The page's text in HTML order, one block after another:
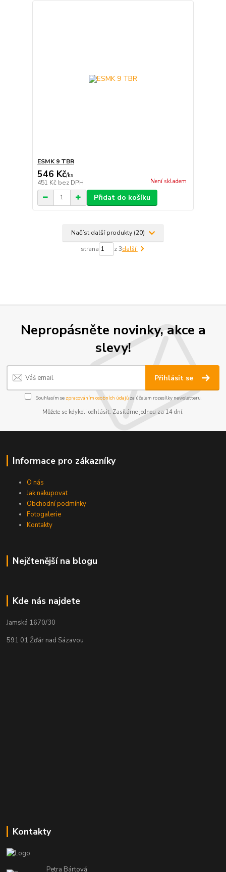
ESMK 9 TBR
546 Kč/ks
451 Kč bez DPH Není skladem
Přidat do košíku
Načíst další produkty (20)
strana z 3další
Nepropásněte novinky, akce a
slevy!
Přihlásit se
Souhlasím se zpracováním osobních údajůza účelem rozesílky newsletteru.
Můžete se kdykoli odhlásit. Zasíláme jednou za 14 dní.
Informace pro zákazníky
O nás
Jak nakupovat
Obchodní podmínky
Fotogalerie
Kontakty
Nejčtenější na blogu
Kde nás najdete
Jamská 1670/30
591 01 Žďár nad Sázavou
Kontakty
Petra Bártová